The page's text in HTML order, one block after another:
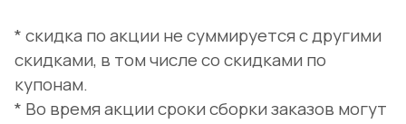
* скидка по акции не суммируется с другими
скидками, в том числе со скидками по
купонам.
* Во время акции сроки сборки заказов могут